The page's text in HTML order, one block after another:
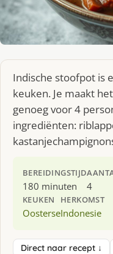
Indische stoofpot is
keuken. Je maakt
genoeg voor 4
ingrediënten:
BEREIDINGSTIJD
180 minuten 4
KEUKEN
Oosterse
HERKOMST
Indonesie
Direct naar recept ↓